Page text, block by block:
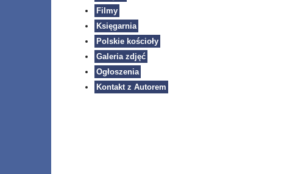
Filmy
Księgarnia
Polskie kościoły
Galeria zdjęć
Ogłoszenia
Kontakt z Autorem